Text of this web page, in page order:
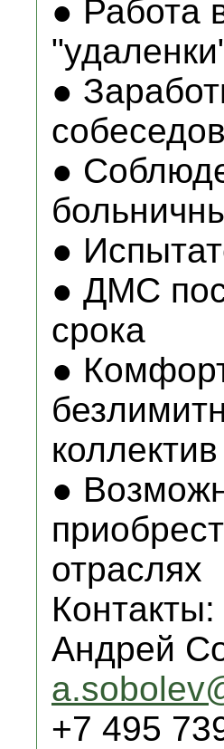
● Работа
●
●
●
● ДМС
срока
●
●
отраслях
Контакты:
Андрей
+7 495